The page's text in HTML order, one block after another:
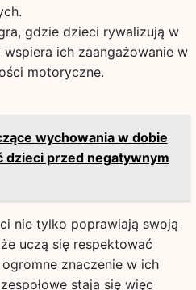
gdzie dzieci rywalizują w
ich zaangażowanie w
motoryczne.
wychowania w dobie
dzieci przed negatywnym
nie tylko poprawiają swoją
uczą się respektować
znaczenie w ich
stają się więc